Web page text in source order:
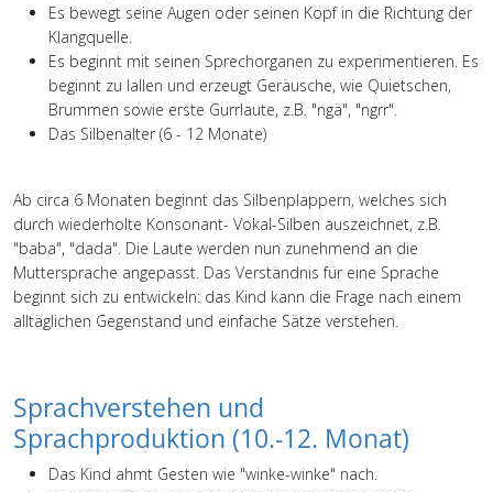
Es bewegt seine Augen oder seinen Kopf in die Richtung der
Klangquelle.
Es beginnt mit seinen Sprechorganen zu experimentieren. Es
beginnt zu lallen und erzeugt Geräusche, wie Quietschen,
Brummen sowie erste Gurrlaute, z.B. "ngä", "ngrr".
Das Silbenalter (6 - 12 Monate)
Ab circa 6 Monaten beginnt das Silbenplappern, welches sich
durch wiederholte Konsonant- Vokal-Silben auszeichnet, z.B.
"baba", "dada". Die Laute werden nun zunehmend an die
Muttersprache angepasst. Das Verständnis für eine Sprache
beginnt sich zu entwickeln: das Kind kann die Frage nach einem
alltäglichen Gegenstand und einfache Sätze verstehen.
Sprachverstehen und
Sprachproduktion (10.-12. Monat)
Das Kind ahmt Gesten wie "winke-winke" nach.